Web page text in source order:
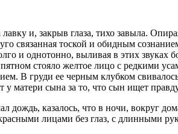
и, закрыв глаза, тихо завыла.
связанная тоской и обидным
и однотонно, выливая в этих звуках
стояло желтое лицо с редкими
В груди ее черным клубком
матери сына за то, что сын ищет
дождь, казалось, что в ночи, вокруг
лицами без глаз, с длинными